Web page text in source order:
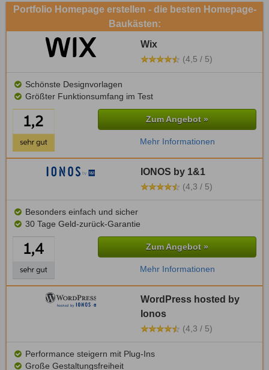
Portfolio Homepage erstellen - die besten Homepage-
Baukästen:
Wix
(4,5 / 5)
Schönste Designvorlagen
Größter Funktionsumfang im Test
Zum Angebot »
Mehr Informationen
IONOS by 1&1
(4,3 / 5)
Besonders einfach und sicher
30 Tage Geld-zurück-Garantie
Zum Angebot »
Mehr Informationen
WordPress hosted by
Ionos
(4,3 / 5)
Performance steigern mit Plug-Ins
Große Gestaltungsfreiheit